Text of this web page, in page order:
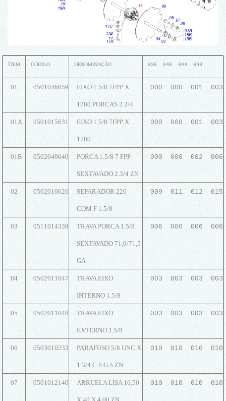
ÍTEM CÓDIGO DENOMINAÇÃO 036 040 044 048
01 0501046859 EIXO 1.5/8 7FPP X
1780 PORCAS 2.3/4
000 000 001 003
01A 0501015631 EIXO 1.5/8 7FPP X
1780
000 000 001 003
01B 0502040640 PORCA 1.5/8 7 FPP
SEXTAVADO 2.3/4 ZN
000 000 002 006
02 0502010626 SEPARADOR 226
COM F 1.5/8
009 011 012 015
03 0511014339 TRAVA PORCA 1.5/8
SEXTAVADO 71,0/71,5
GA
006 006 006 006
04 0502011047 TRAVA EIXO
INTERNO 1.5/8
003 003 003 003
05 0502011048 TRAVA EIXO
EXTERNO 1.5/8
003 003 003 003
06 0503010232 PARAFUSO 5/8 UNC X
1.3/4 C S G.5 ZN
010 010 010 010
07 0501012140 ARRUELA LISA 16,50 010 010 010 010